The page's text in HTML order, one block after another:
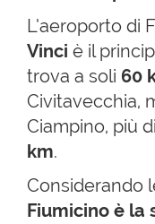
L’aeroporto di
Vinci è il
trova a soli 60
Civitavecchia,
Ciampino, più
km.
Considerando
Fiumicino è la